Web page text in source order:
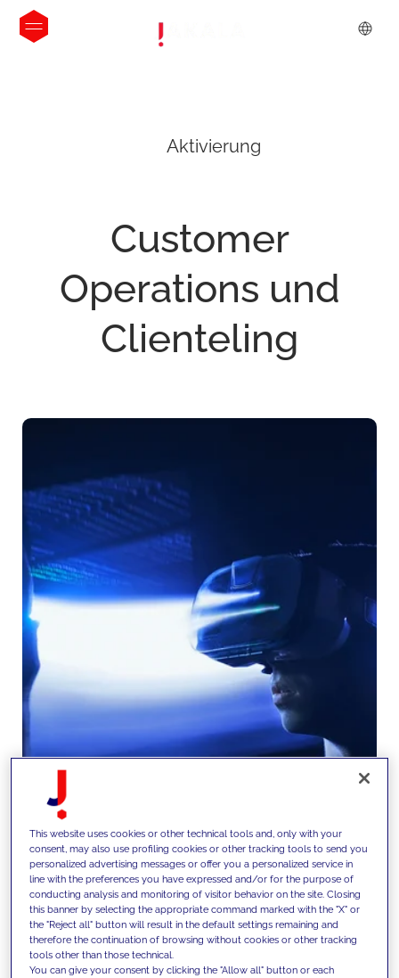
Aktivierung
Customer
Operations und
Clienteling
Wir gestalten kundenbezogene
This website uses cookies or other technical tools and, only with your
consent, may also use profiling cookies or other tracking tools to send you
personalized advertising messages or offer you a personalized service in
line with the preferences you have expressed and/or for the purpose of
conducting analysis and monitoring of visitor behavior on the site. Closing
this banner by selecting the appropriate command marked with the "X" or
the "Reject all" button will result in the default settings remaining and
therefore the continuation of browsing without cookies or other tracking
tools other than those technical.
You can give your consent by clicking the "Allow all" button or each